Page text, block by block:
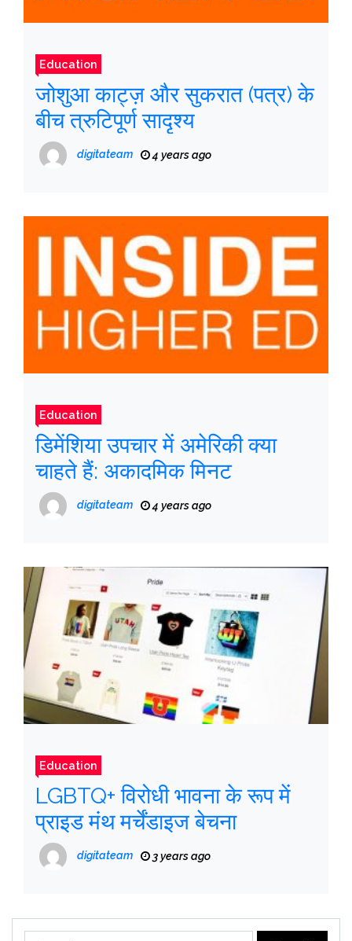
Education
जोशुआ काट्ज़ और सुकरात (पत्र) के
बीच त्रुटिपूर्ण सादृश्य
digitateam 4 years ago
Education
डिमेंशिया उपचार में अमेरिकी क्या
चाहते हैं: अकादमिक मिनट
digitateam 4 years ago
Education
LGBTQ+ विरोधी भावना के रूप में
प्राइड मंथ मर्चेंडाइज बेचना
digitateam 3 years ago